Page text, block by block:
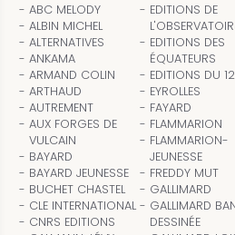
ABC MELODY
ALBIN MICHEL
ALTERNATIVES
ANKAMA
ARMAND COLIN
ARTHAUD
AUTREMENT
AUX FORGES DE
VULCAIN
BAYARD
BAYARD JEUNESSE
BUCHET CHASTEL
CLE INTERNATIONAL
CNRS EDITIONS
EDITIONS DE
EDITIONS DES
ÉQUATEURS
EDITIONS DU
EYROLLES
FAYARD
FLAMMARION
FLAMMARION-
JEUNESSE
FREDDY MUT
GALLIMARD
GALLIMARD
DESSINÉE